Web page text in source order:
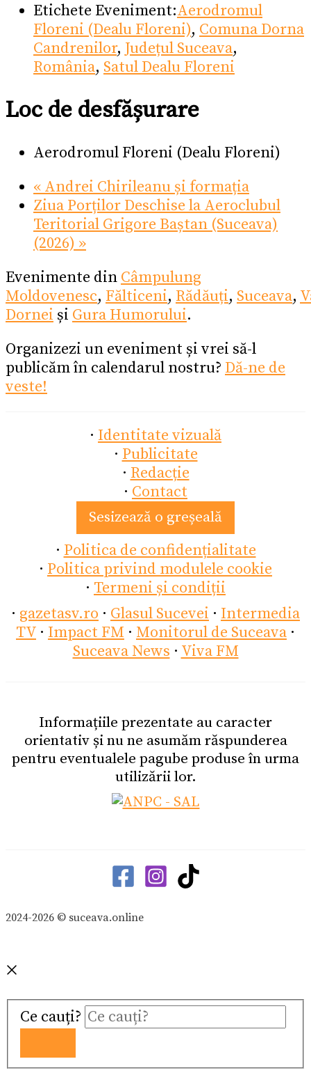
Etichete Eveniment:Aerodromul
Floreni (Dealu Floreni), Comuna Dorna
Candrenilor, Județul Suceava,
România, Satul Dealu Floreni
Loc de desfășurare
Aerodromul Floreni (Dealu Floreni)
« Andrei Chirileanu și formația
Ziua Porților Deschise la Aeroclubul
Teritorial Grigore Baștan (Suceava)
(2026) »
Evenimente din Câmpulung
Moldovenesc, Fălticeni, Rădăuți, Suceava,
Dornei și Gura Humorului.
Organizezi un eveniment și vrei să-l
publicăm în calendarul nostru? Dă-ne de
veste!
· Identitate vizuală
· Publicitate
· Redacție
· Contact
Sesizează o greșeală
· Politica de confidențialitate
· Politica privind modulele cookie
· Termeni și condiții
· gazetasv.ro · Glasul Sucevei · Intermedia
TV · Impact FM · Monitorul de Suceava ·
Suceava News · Viva FM
Informațiile prezentate au caracter
orientativ și nu ne asumăm răspunderea
pentru eventualele pagube produse în urma
utilizării lor.
2024-2026 © suceava.online
Ce cauți?